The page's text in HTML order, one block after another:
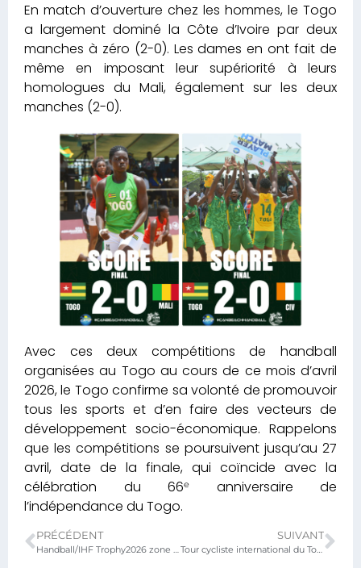
En match d’ouverture chez les hommes, le Togo
a largement dominé la Côte d’Ivoire par deux
manches à zéro (2-0). Les dames en ont fait de
même en imposant leur supériorité à leurs
homologues du Mali, également sur les deux
manches (2-0).
Avec ces deux compétitions de handball
organisées au Togo au cours de ce mois d’avril
2026, le Togo confirme sa volonté de promouvoir
tous les sports et d’en faire des vecteurs de
développement socio-économique. Rappelons
que les compétitions se poursuivent jusqu’au 27
avril, date de la finale, qui coïncide avec la
célébration du 66ᵉ anniversaire de
l’indépendance du Togo.
PRÉCÉDENT
Handball/IHF Trophy2026 zone 3 Afrique : Le Togo accueille la compétition
SUIVANT
Tour cycliste international du Togo 2026 : la course a démarré ce mardi 19 mai à Kara